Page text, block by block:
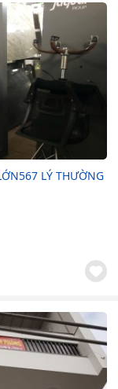
LÝ THƯỜNG